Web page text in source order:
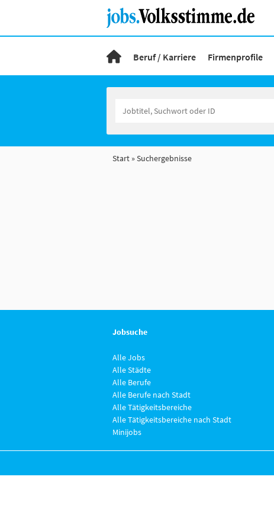
Beruf / Karriere Firmenprofile
Start Suchergebnisse
Jobsuche
Alle Jobs
Alle Städte
Alle Berufe
Alle Berufe nach Stadt
Alle Tätigkeitsbereiche
Alle Tätigkeitsbereiche nach Stadt
Minijobs